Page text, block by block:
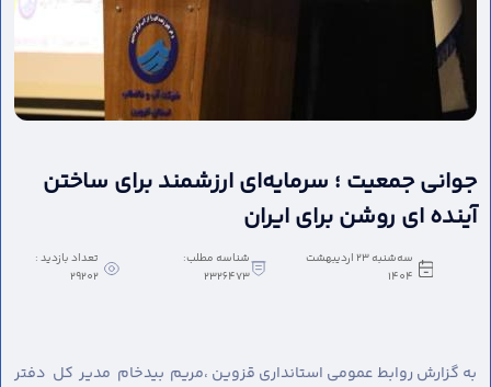
جوانی جمعیت ؛ سرمایه‌ای ارزشمند برای ساختن
آینده ای روشن برای ایران
سه‌شنبه 23 اردیبهشت
1404
شناسه مطلب:
2326473
تعداد بازدید :
29202
به گزارش روابط عمومی استانداری قزوین ،مریم بیدخام مدیر کل دفتر